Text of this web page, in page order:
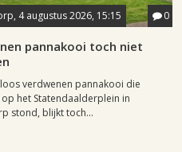
4 augustus 2026, 15:15 0
pannakooi toch niet
verdwenen pannakooi die
het Statendaalderplein in
stond, blijkt toch...